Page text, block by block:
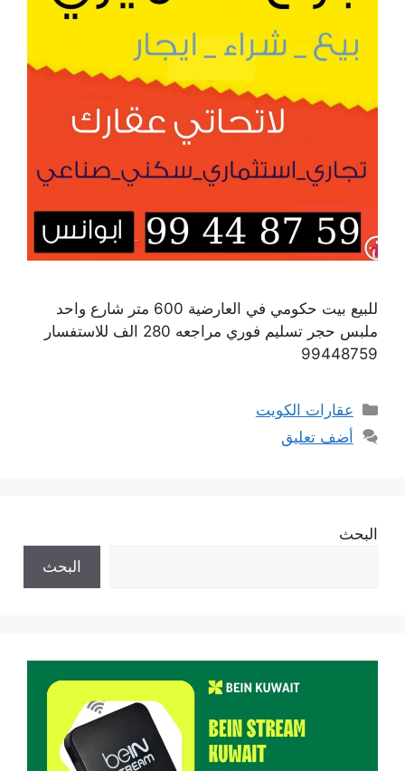
للبيع بيت حكومي في العارضية 600 متر شارع واحد
ملبس حجر تسليم فوري مراجعه 280 الف للاستفسار
99448759
التصنيفات
عقارات الكويت
أضف تعليق
البحث
البحث